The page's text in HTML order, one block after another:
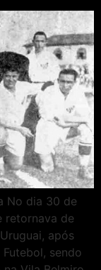
No dia 30 de
retornava de
após
sendo